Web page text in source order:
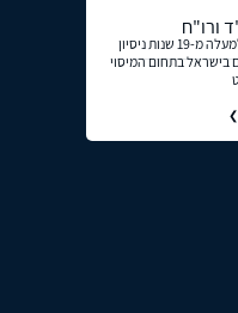
ורו"ח
למעלה מ-30 שנות ניסיון במיסוי ולמעלה מ-19 שנות ניסיון
בישראל בתחום המיסוי